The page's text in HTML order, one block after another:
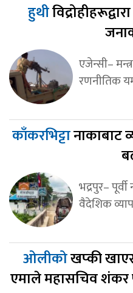
हुथी
एजेन्सी–
रणनीतिक
काँकरभिट्टानाकाबाट
भद्रपुर–
वैदेशिक
ओलीकोखप्की
एमाले महासचिव शंकर